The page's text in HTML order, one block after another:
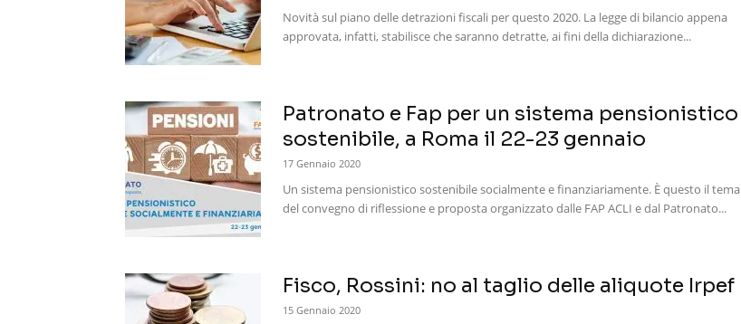
Novità sul piano delle detrazioni fiscali per questo 2020. La legge di bilancio appena
approvata, infatti, stabilisce che saranno detratte, ai fini della dichiarazione...
Patronato e Fap per un sistema pensionistico
sostenibile, a Roma il 22-23 gennaio
17 Gennaio 2020
Un sistema pensionistico sostenibile socialmente e finanziariamente. È questo il tema
del convegno di riflessione e proposta organizzato dalle FAP ACLI e dal Patronato...
Fisco, Rossini: no al taglio delle aliquote Irpef
15 Gennaio 2020